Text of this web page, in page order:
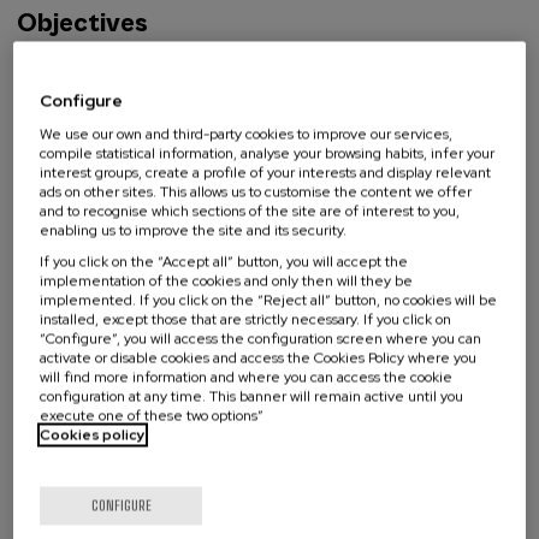
experiencias, apostando por convertirlas en
transformación cultural. Concebida como un
laboratorio de exploración y diseño, invita a analizar,
reinterpretar y prototipar iniciativas que conecten
naturaleza, clima, comunidad y aprendizaje, poniendo
el foco en los procesos participativos y su potencial
pedagógico, más allá de las intervenciones físicas.
Así, centros educativos, municipios y proyectos
locales se entienden como espacios de aprendizaje
activo, donde experimentar, cuidar y decidir
colectivamente. La Escuela busca ser un espacio de
inspiración y creación conjunta, orientado a
desarrollar propuestas aplicables que fomenten la
corresponsabilidad, el pensamiento crítico y la
inclusión, alineadas con los retos climáticos y
Objectives
Identificar las soluciones basadas en la naturaleza
como herramienta clave para adaptar los espacios
educativos a los impactos climáticos.
Explorar el potencial de las soluciones basadas en la
naturaleza como herramienta educativa frente al
cambio climático.
Fomentar una educación ambiental innovadora,
conectada con el territorio y los procesos reales
de transformación.
Dotar a las personas participantes de criterios y
educativas vinculadas a soluciones naturales.
Read more
Activity directed to
Configure
We use our own and third-party cookies to improve our services,
compile statistical information, analyse your browsing habits, infer your
interest groups, create a profile of your interests and display relevant
ads on other sites. This allows us to customise the content we offer
and to recognise which sections of the site are of interest to you,
enabling us to improve the site and its security.
If you click on the “Accept all” button, you will accept the
implementation of the cookies and only then will they be
implemented. If you click on the “Reject all” button, no cookies will be
installed, except those that are strictly necessary. If you click on
“Configure”, you will access the configuration screen where you can
activate or disable cookies and access the Cookies Policy where you
will find more information and where you can access the cookie
configuration at any time. This banner will remain active until you
execute one of these two options”
Cookies policy
CONFIGURE